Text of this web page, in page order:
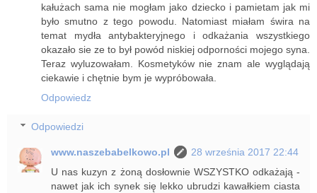
kałużach sama nie mogłam jako dziecko i pamietam jak mi
było smutno z tego powodu. Natomiast miałam świra na
temat mydła antybakteryjnego i odkażania wszystkiego
okazało sie ze to był powód niskiej odporności mojego syna.
Teraz wyluzowałam. Kosmetyków nie znam ale wyglądają
ciekawie i chętnie bym je wypróbowała.
Odpowiedz
Odpowiedzi
www.naszebabelkowo.pl
28 września 2017 22:44
U nas kuzyn z żoną dosłownie WSZYSTKO odkażają -
nawet jak ich synek się lekko ubrudzi kawałkiem ciasta